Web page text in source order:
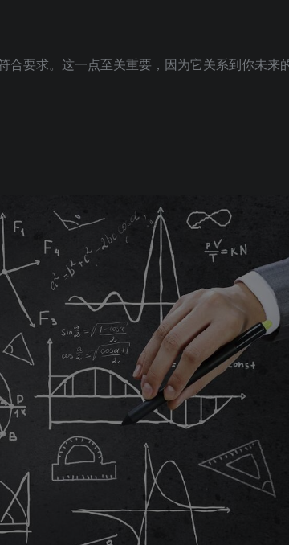
合要求。这一点至关重要，因为它关系到你未来